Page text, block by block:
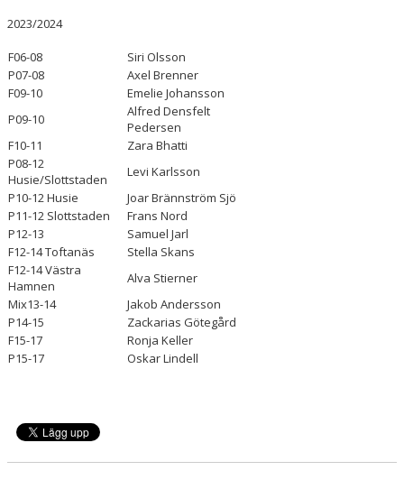
2023/2024
F06-08
Siri Olsson
P07-08
Axel Brenner
F09-10
Emelie Johansson
P09-10
Alfred Densfelt
Pedersen
F10-11
Zara Bhatti
P08-12
Husie/Slottstaden
Levi Karlsson
P10-12 Husie
Joar Brännström Sjö
P11-12 Slottstaden
Frans Nord
P12-13
Samuel Jarl
F12-14 Toftanäs
Stella Skans
F12-14 Västra
Hamnen
Alva Stierner
Mix13-14
Jakob Andersson
P14-15
Zackarias Götegård
F15-17
Ronja Keller
P15-17
Oskar Lindell